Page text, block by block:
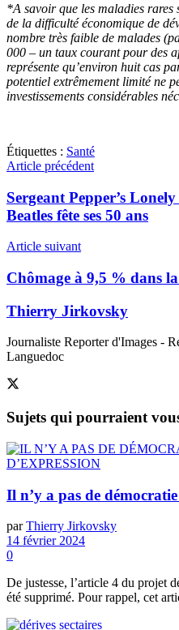
*A savoir que les maladies rares
de la difficulté économique de
nombre très faible de malades
000 – un taux courant pour des
représente qu’environ huit cas
potentiel extrêmement limité ne
investissements considérables
Étiquettes : Santé
Article précédent
Sergeant Pepper’s
Beatles fête ses 50 ans
Article suivant
Chômage à 9,5 % dans
Thierry Jirkovsky
Journaliste Reporter d'Images -
Languedoc
Sujets qui pourraient
Il n’y a pas de
par Thierry Jirkovsky
14 février 2024
0
De justesse, l’article 4 du projet
été supprimé. Pour rappel, cet